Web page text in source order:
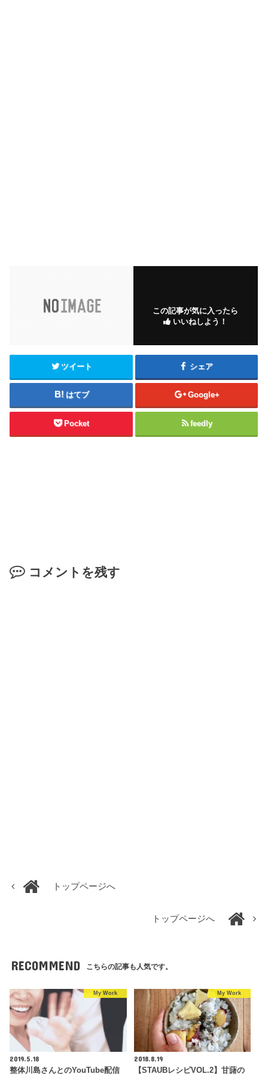
この記事が気に入ったら
いいねしよう！
ツイート シェア
はてブ Google+
Pocket feedly
コメントを残す
トップページへ
トップページへ
RECOMMEND こちらの記事も人気です。
My Work
2019.5.18
整体川島さんとのYouTube配信
My Work
2018.8.19
【STAUBレシピVOL.2】甘藷の